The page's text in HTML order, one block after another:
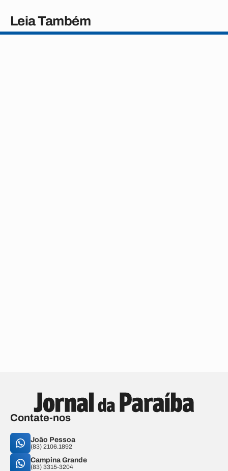
Leia Também
Contate-nos
João Pessoa
(83) 2106.1892
Campina Grande
(83) 3315-3204